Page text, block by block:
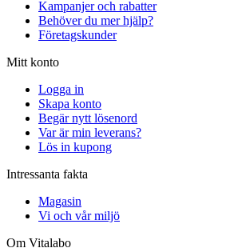
Kampanjer och rabatter
Behöver du mer hjälp?
Företagskunder
Mitt konto
Logga in
Skapa konto
Begär nytt lösenord
Var är min leverans?
Lös in kupong
Intressanta fakta
Magasin
Vi och vår miljö
Om Vitalabo